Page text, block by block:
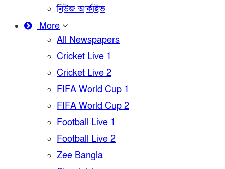
নিউজ আর্কাইভ
More
All Newspapers
Cricket Live 1
Cricket Live 2
FIFA World Cup 1
FIFA World Cup 2
Football Live 1
Football Live 2
Zee Bangla